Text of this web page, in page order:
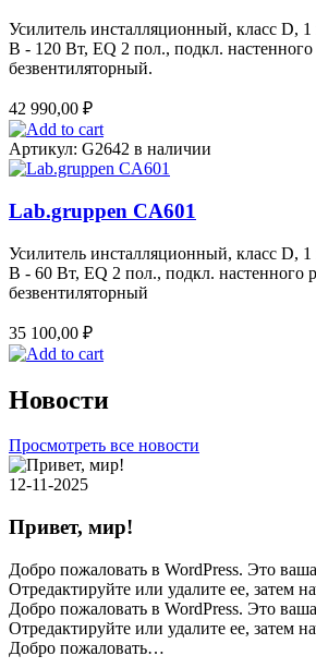
Усилитель инсталляционный, класс D,
B - 120 Вт, EQ 2 пол., подкл. настенного
безвентиляторный.
42 990,00 ₽
Артикул: G2642 в наличии
Lab.gruppen CA601
Усилитель инсталляционный, класс D,
B - 60 Вт, EQ 2 пол., подкл. настенного
безвентиляторный
35 100,00 ₽
Новости
Просмотреть все новости
12-11-2025
Привет, мир!
Добро пожаловать в WordPress. Это
Отредактируйте или удалите ее, затем
Добро пожаловать в WordPress. Это
Отредактируйте или удалите ее, затем
Добро пожаловать…